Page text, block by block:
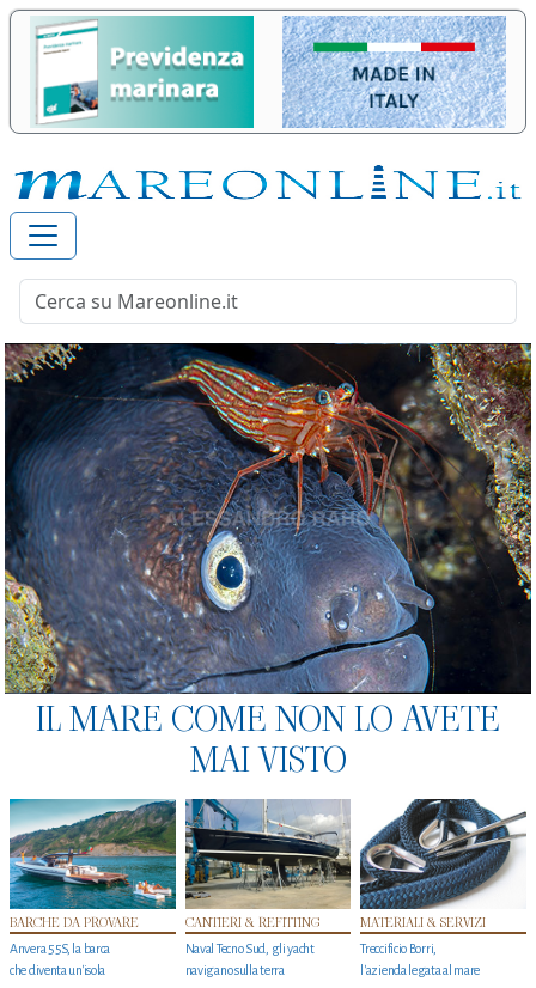
IL MARE COME NON LO AVETE
MAI VISTO
BARCHE DA PROVARE
Anvera 55S, la barca
che diventa un'isola
CANTIERI & REFITTING
Naval Tecno Sud, gli yacht
navigano sulla terra
MATERIALI & SERVIZI
Treccificio Borri,
l'azienda legata al mare